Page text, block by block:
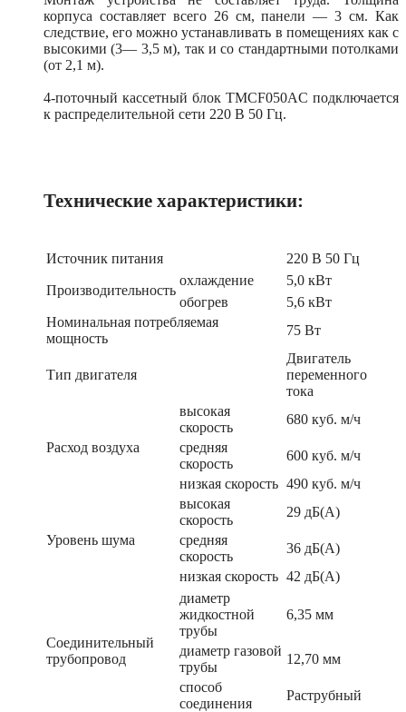
корпуса составляет всего 26 см, панели — 3 см. Как
следствие, его можно устанавливать в помещениях как с
высокими (3— 3,5 м), так и со стандартными потолками
(от 2,1 м).
4-поточный кассетный блок TMCF050AС подключается
к распределительной сети 220 В 50 Гц.
Технические характеристики:
Источник питания 220 В 50 Гц
Производительность
охлаждение
5,0 кВт
обогрев
5,6 кВт
Номинальная потребляемая
мощность
75 Вт
Тип двигателя
Двигатель
переменного
тока
Расход воздуха
высокая
скорость
680 куб. м/ч
средняя
скорость
600 куб. м/ч
низкая скорость 490 куб. м/ч
Уровень шума
высокая
скорость
29 дБ(А)
средняя
скорость
36 дБ(А)
низкая скорость 42 дБ(А)
Соединительный
трубопровод
диаметр
жидкостной
трубы
6,35 мм
диаметр газовой
трубы
12,70 мм
способ
соединения
Раструбный